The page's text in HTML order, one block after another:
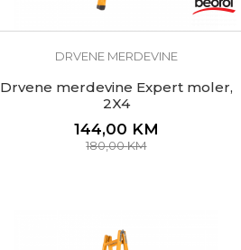
DRVENE MERDEVINE
Drvene merdevine Expert moler,
2X4
144,00 KM
180,00KM